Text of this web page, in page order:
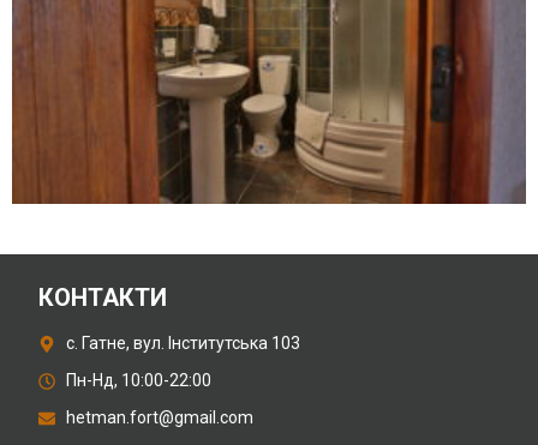
КОНТАКТИ
с. Гатне, вул. Інститутська 103
Пн-Нд, 10:00-22:00
hetman.fort@gmail.com